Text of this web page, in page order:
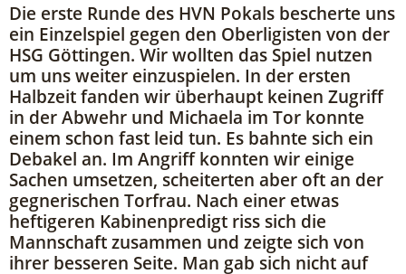
Die erste Runde des HVN Pokals bescherte uns
ein Einzelspiel gegen den Oberligisten von der
HSG Göttingen. Wir wollten das Spiel nutzen
um uns weiter einzuspielen. In der ersten
Halbzeit fanden wir überhaupt keinen Zugriff
in der Abwehr und Michaela im Tor konnte
einem schon fast leid tun. Es bahnte sich ein
Debakel an. Im Angriff konnten wir einige
Sachen umsetzen, scheiterten aber oft an der
gegnerischen Torfrau. Nach einer etwas
heftigeren Kabinenpredigt riss sich die
Mannschaft zusammen und zeigte sich von
ihrer besseren Seite. Man gab sich nicht auf